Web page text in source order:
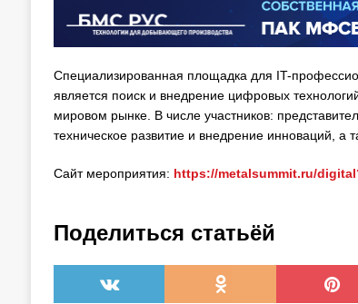
Специализированная площадка для IT-
является поиск и внедрение цифровых
мировом рынке. В числе участников:
техническое развитие и внедрение инноваций, а
Сайт мероприятия: https://metalsummit.ru/
Поделиться статьёй